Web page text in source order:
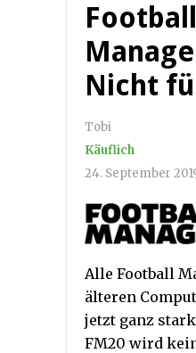
Football
Nicht
Tobi
Käuflich
24. September
Alle Football
älteren
jetzt ganz
FM20 wird